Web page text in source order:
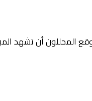
المحللون أن تشهد